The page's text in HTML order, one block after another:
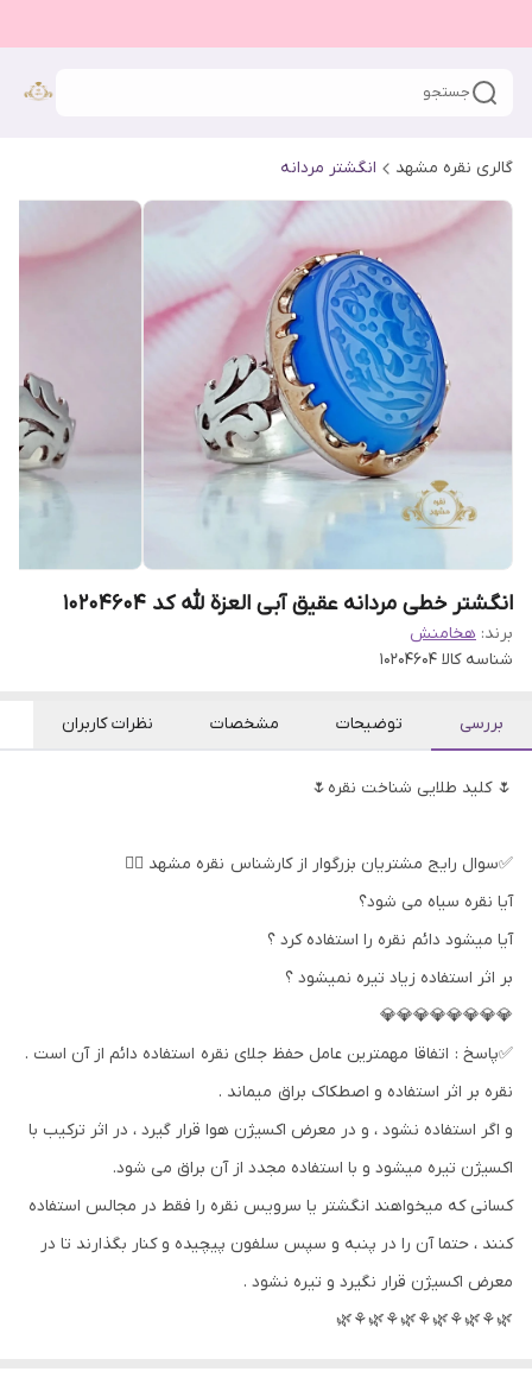
جستجو
گالری نقره مشهد انگشتر مردانه
انگشتر خطی مردانه عقیق آبی العزة لله کد 10204604
برند: هخامنش
شناسه کالا 10204604
بررسی توضیحات مشخصات نظرات کاربران
🌷 کلید طلایی شناخت نقره🌷
✅سوال رایج مشتریان بزرگوار از کارشناس نقره مشهد 👇🏻
آیا نقره سیاه می شود؟
آیا میشود دائم نقره را استفاده کرد ؟
بر اثر استفاده زیاد تیره نمیشود ؟
💎💎💎💎💎💎💎💎
✅پاسخ : اتفاقا مهمترین عامل حفظ جلای نقره استفاده دائم از آن است .
نقره بر اثر استفاده و اصطکاک براق میماند .
و اگر استفاده نشود ، و در معرض اکسیژن هوا قرار گیرد ، در اثر ترکیب با
اکسیژن تیره میشود و با استفاده مجدد از آن براق می شود.
کسانی که میخواهند انگشتر یا سرویس نقره را فقط در مجالس استفاده
کنند ، حتما آن را در پنبه و سپس سلفون پیچیده و کنار بگذارند تا در
معرض اکسیژن قرار نگیرد و تیره نشود .
🌿⚘🌿⚘🌿⚘🌿⚘🌿⚘🌿